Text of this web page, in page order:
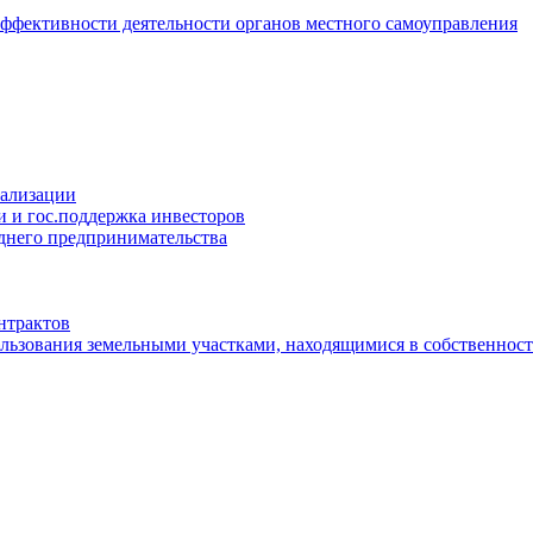
деятельности органов местного самоуправления
гос.поддержка инвесторов
предпринимательства
земельными участками, находящимися в